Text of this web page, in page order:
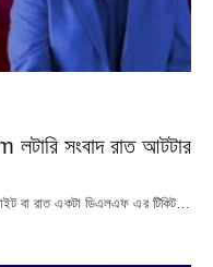
সংবাদ রাত আটটার
বা রাত একটা ডিএলএফ এর টিকিট…